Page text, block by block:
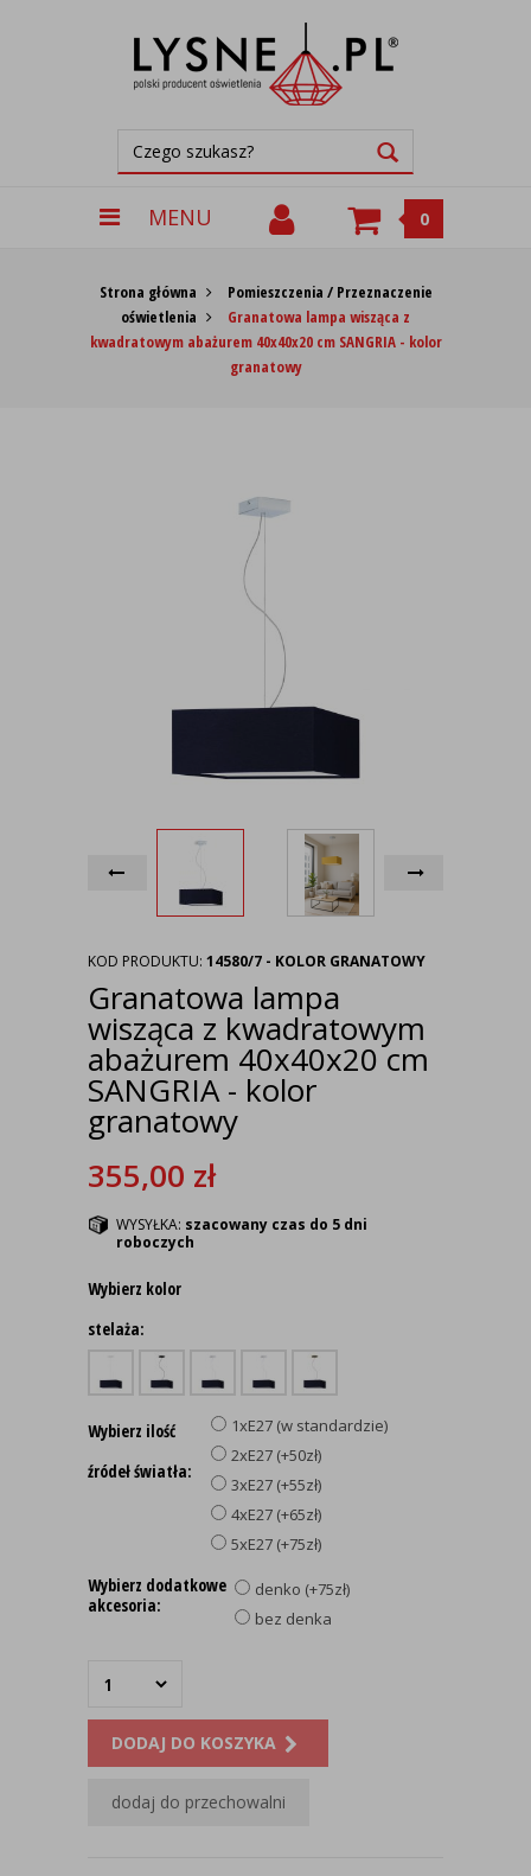
MENU 0
Strona główna
Pomieszczenia / Przeznaczenie
oświetlenia
Granatowa lampa wisząca z
kwadratowym abażurem 40x40x20 cm SANGRIA - kolor
granatowy
KOD PRODUKTU: 14580/7 - KOLOR GRANATOWY
Granatowa lampa
wisząca z kwadratowym
abażurem 40x40x20 cm
SANGRIA - kolor
granatowy
355,00 zł
WYSYŁKA: szacowany czas do 5 dni
roboczych
Wybierz kolor
stelaża:
Wybierz ilość
źródeł światła:
1xE27 (w standardzie)
2xE27 (+50zł)
3xE27 (+55zł)
4xE27 (+65zł)
5xE27 (+75zł)
Wybierz dodatkowe
akcesoria:
denko (+75zł)
bez denka
DODAJ DO KOSZYKA
dodaj do przechowalni